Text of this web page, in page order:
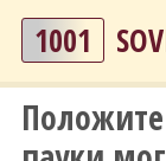
1001